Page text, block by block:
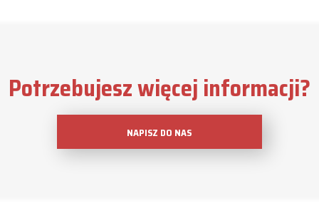
Potrzebujesz więcej informacji?
NAPISZ DO NAS